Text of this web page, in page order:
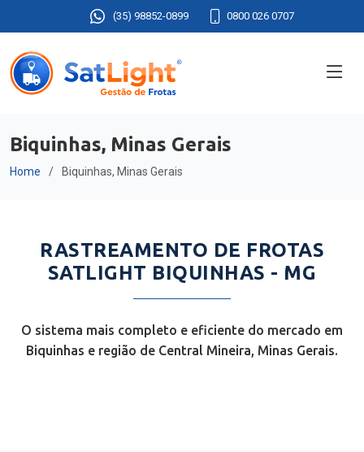
(35) 98852-0899 0800 026 0707
Biquinhas, Minas Gerais
Home Biquinhas, Minas Gerais
RASTREAMENTO DE FROTAS
SATLIGHT BIQUINHAS - MG
O sistema mais completo e eficiente do mercado em
Biquinhas e região de Central Mineira, Minas Gerais.